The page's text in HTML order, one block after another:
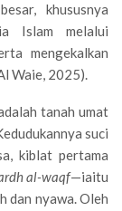
khususnya
Islam melalui
mengekalkan
Waie, 2025).
tanah umat
suci
kiblat pertama
al-waqf—iaitu
dan nyawa. Oleh